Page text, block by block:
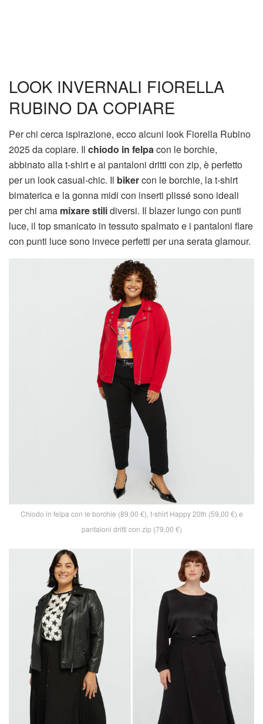
LOOK INVERNALI FIORELLA
RUBINO DA COPIARE
Per chi cerca ispirazione, ecco alcuni look Fiorella Rubino
2025 da copiare. Il chiodo in felpacon le borchie,
abbinato alla t-shirt e ai pantaloni dritti con zip, è perfetto
per un look casual-chic. Il bikercon le borchie, la t-shirt
bimaterica e la gonna midi con inserti plissé sono ideali
per chi ama mixarestilidiversi. Il blazer lungo con punti
luce, il top smanicato in tessuto spalmato e i pantaloni flare
con punti luce sono invece perfetti per una serata glamour.
Chiodo in felpa con le borchie (89,00 €), t-shirt Happy 20th (59,00 €) e
pantaloni dritti con zip (79,00 €)